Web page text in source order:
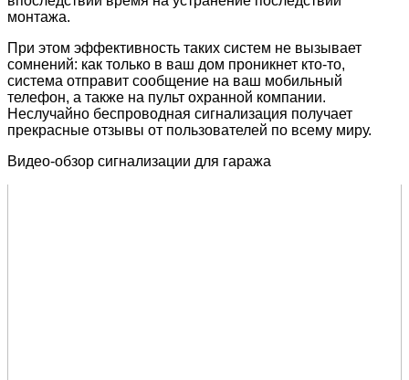
монтажа.
При этом эффективность таких систем не вызывает
сомнений: как только в ваш дом проникнет кто-то,
система отправит сообщение на ваш мобильный
телефон, а также на пульт охранной компании.
Неслучайно беспроводная сигнализация получает
прекрасные отзывы от пользователей по всему миру.
Видео-обзор сигнализации для гаража